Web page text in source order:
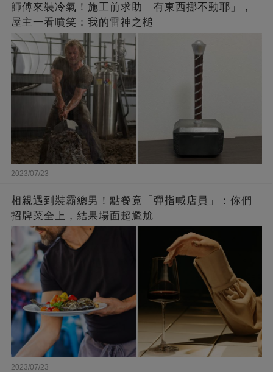
師傅來裝冷氣！施工前求助「有東西挪不動耶」，
屋主一看噴笑：我的雷神之槌
2023/07/23
相親遇到裝霸總男！點餐竟「彈指喊店員」：你們
招牌菜全上，結果場面超尷尬
2023/07/23